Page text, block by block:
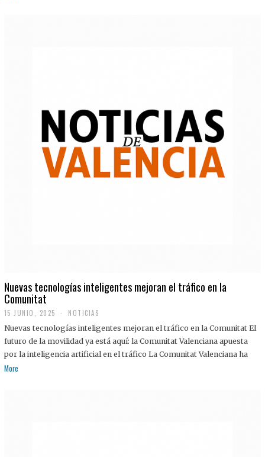
Nuevas tecnologías inteligentes mejoran el tráfico en la
Comunitat
15 JUNIO, 2025 NOTICIAS
Nuevas tecnologías inteligentes mejoran el tráfico en la Comunitat El
futuro de la movilidad ya está aquí: la Comunitat Valenciana apuesta
por la inteligencia artificial en el tráfico La Comunitat Valenciana ha
More